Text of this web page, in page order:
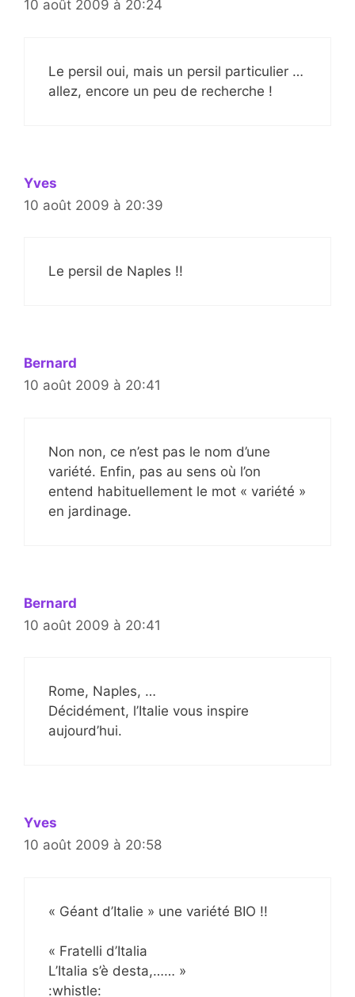
10 août 2009 à 20:24
Le persil oui, mais un persil particulier …
allez, encore un peu de recherche !
Yves
10 août 2009 à 20:39
Le persil de Naples !!
Bernard
10 août 2009 à 20:41
Non non, ce n’est pas le nom d’une
variété. Enfin, pas au sens où l’on
entend habituellement le mot « variété »
en jardinage.
Bernard
10 août 2009 à 20:41
Rome, Naples, …
Décidément, l’Italie vous inspire
aujourd’hui.
Yves
10 août 2009 à 20:58
« Géant d’Italie » une variété BIO !!
« Fratelli d’Italia
L’Italia s’è desta,…… »
:whistle: